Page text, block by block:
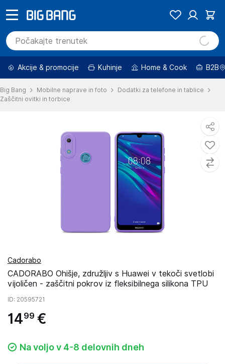
Akcije & promocije Kuhinje Home & Cook B2B
Big Bang Mobilne naprave in foto
Dodatki za telefone in tablice
Zaščitni ovitki in torbice
Cadorabo
CADORABO Ohišje, združljiv s Huawei v tekoči svetlobi
vijoličen - zaščitni pokrov iz fleksibilnega silikona TPU
ID: 20595721
1499 €
Na voljo v 4-8 delovnih dneh